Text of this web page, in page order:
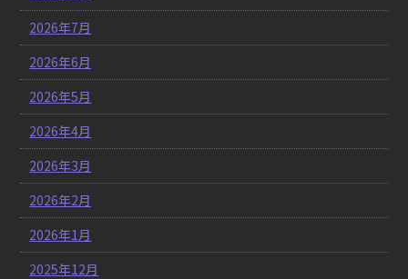
2026年7月
2026年6月
2026年5月
2026年4月
2026年3月
2026年2月
2026年1月
2025年12月